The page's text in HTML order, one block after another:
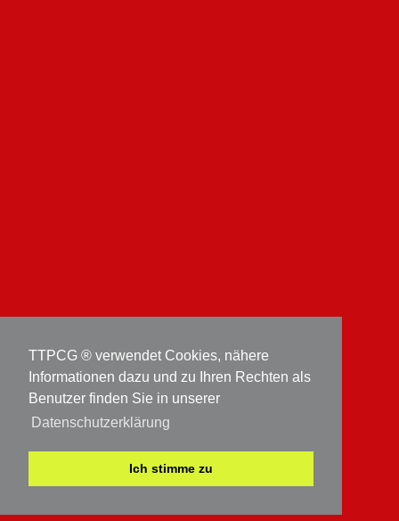
TTPCG ® verwendet Cookies, nähere
Informationen dazu und zu Ihren Rechten als
Benutzer finden Sie in unserer
Datenschutzerklärung
Ich stimme zu